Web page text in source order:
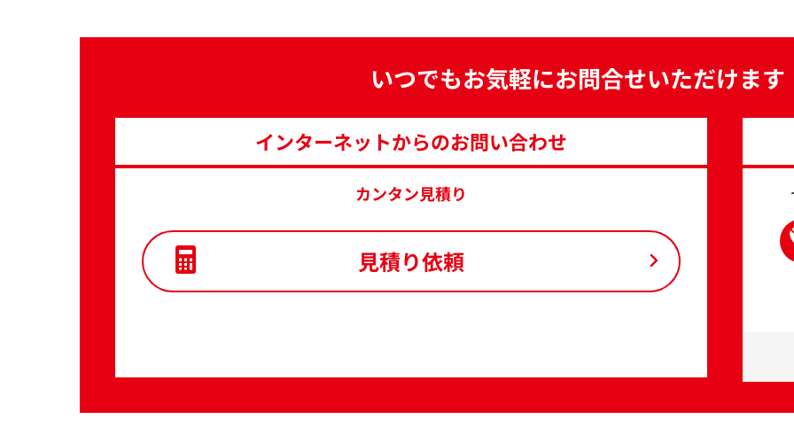
いつでもお気軽にお問合せいただけます
インターネットからのお問い合わせ
カンタン見積り
見積り依頼